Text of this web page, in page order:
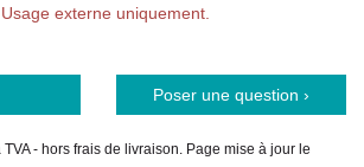
externe uniquement.
Poser une question ›
- hors frais de livraison. Page mise à jour le